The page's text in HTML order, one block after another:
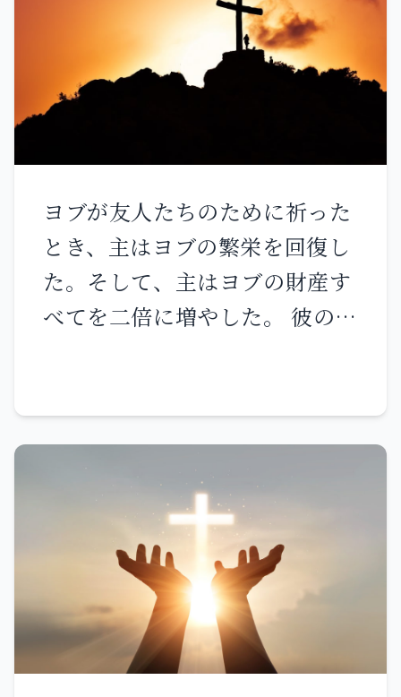
が身ごもったときから 私はあな
たに託されていた。 母の胎にい
たときから、あなたはわが神。
い。 苦難が近づき、助けてくれ
る人はいません。 多くの雄牛が
私を取り囲み バシャンの強い牛
が私を取り巻いた。 獲物を引き
裂き、ほえたける獅子のように
骨はことごとく外れた。 心臓は
蠟のようになり 体の内で溶け
に乾ききり 舌は顎に張り付い
置かれた。 犬が私を取り囲み
悪をなす者の群れが獅子のよう
に 私の両手両足を囲んでいる。
え、誰をもはばからない方だと
知っています。人に分け隔てを
なさらないからです。 ところ
で、どうお思いでしょうか、お
答えください。皇帝に税金を納
か、いないでしょうか。」 イエ
スは彼らの悪意に気付いて言わ
れた。「偽善者たち、なぜ、私
を試そうとするのか。 税金に納
と、 イエスは、「これは、誰の
肖像と銘か」と言われた。 彼ら
は、「皇帝のものです」と言っ
た。すると、イエスは言われ
た。「では、皇帝のものは皇帝
に、神のものは神に返しなさ
い。」 彼らはこれを聞いて驚
き、イエスをその場に残して立
ヨブが友人たちのために祈った
とき、主はヨブの繁栄を回復し
た。そして、主はヨブの財産す
べてを二倍に増やした。 彼の兄
家で食事を共にした。彼らは、
ていたわり慰め、彼にそれぞれ
銀一ケシタと金の輪一つを贈っ
増して祝福した。彼には羊一万
四千匹、らくだ六千頭、牛千
軛、雌ろば千頭が与えられた。